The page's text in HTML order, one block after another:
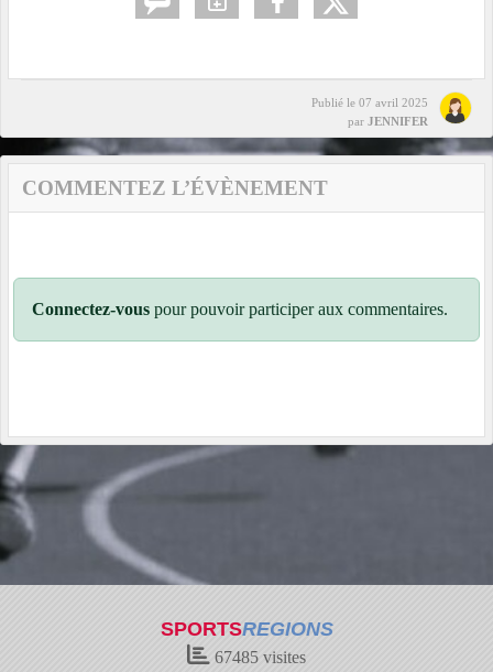
Publié le 07 avril 2025
par JENNIFER
COMMENTEZ L’ÉVÈNEMENT
Connectez-vous pour pouvoir participer aux commentaires.
SPORTSREGIONS
67485 visites